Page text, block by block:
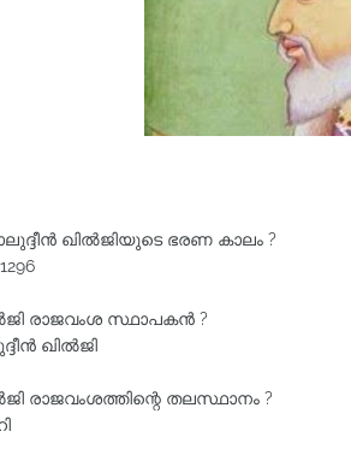
ഖിൽജിയുടെ ഭരണ കാലം ?
രാജവംശ സ്ഥാപകൻ ?
ഖിൽജി
രാജവംശത്തിന്റെ തലസ്ഥാനം ?